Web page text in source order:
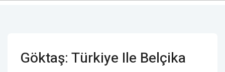
Göktaş: Türkiye Ile Belçika